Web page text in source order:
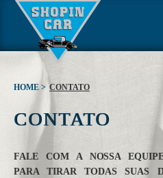
HOME > CONTATO
CONTATO
FALE COM A NOSSA
PARA TIRAR TODAS SUAS